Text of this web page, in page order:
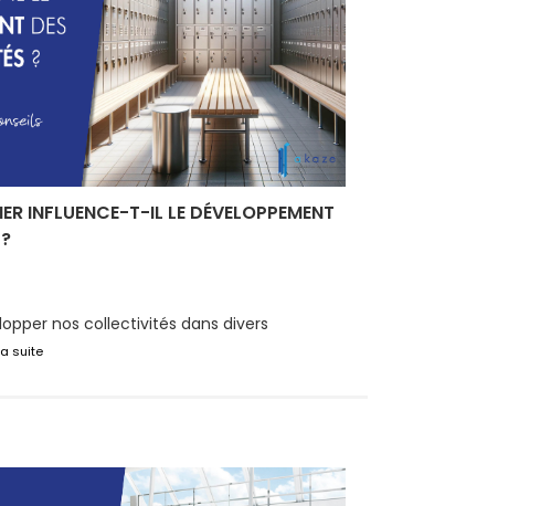
INFLUENCE-T-IL LE DÉVELOPPEMENT
nos collectivités dans divers
suite